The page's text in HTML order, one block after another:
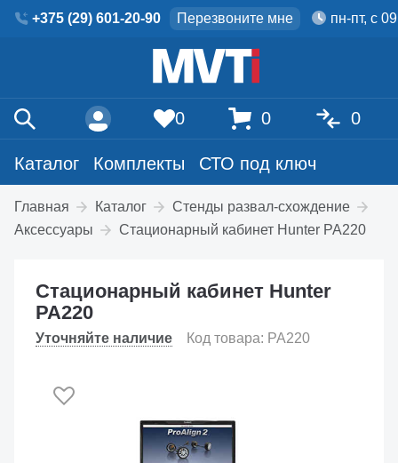
+375 (29) 601-20-90 Перезвоните мне пн-пт, с
Каталог Комплекты СТО под ключ
0 0 0
Главная Каталог
Стенды развал-схождение
Аксессуары
Стационарный кабинет Hunter PA220
Стационарный кабинет Hunter
PA220
Уточняйте наличие Код товара: PA220